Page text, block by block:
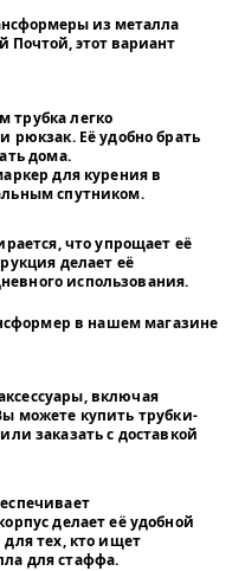
из металла
Почтой, этот вариант
трубка легко
рюкзак. Её удобно брать
дома.
для курения в
спутником.
что упрощает её
делает её
использования.
в нашем магазине
включая
можете купить трубки-
или заказать с доставкой
делает её удобной
тех, кто ищет
для стаффа.